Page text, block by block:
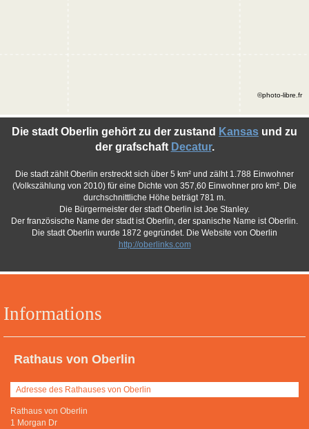
Informations
Rathaus von Oberlin
Adresse des Rathauses von Oberlin
Rathaus von Oberlin
1 Morgan Dr
Die stadt Oberlin gehört zu der zustand Kansas und zu
der grafschaft Decatur.
Die stadt zählt Oberlin erstreckt sich über 5 km² und zälht 1.788 Einwohner
(Volkszählung von 2010) für eine Dichte von 357,60 Einwohner pro km². Die
durchschnittliche Höhe beträgt 781 m.
Die Bürgermeister der stadt Oberlin ist Joe Stanley.
Der französische Name der stadt ist Oberlin, der spanische Name ist Oberlin.
Die stadt Oberlin wurde 1872 gegründet. Die Website von Oberlin
http://oberlinks.com
©photo-libre.fr